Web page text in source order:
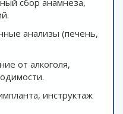
анализы (печень,
от алкоголя,
инструктаж